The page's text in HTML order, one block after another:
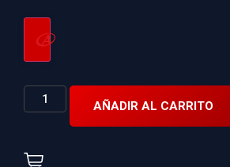
AÑADIR AL CARRITO